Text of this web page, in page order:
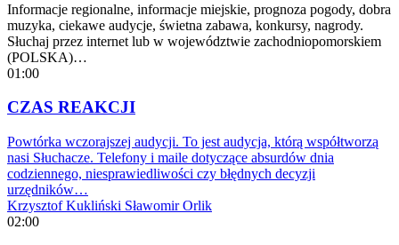
Informacje regionalne, informacje miejskie, prognoza pogody, dobra
muzyka, ciekawe audycje, świetna zabawa, konkursy, nagrody.
Słuchaj przez internet lub w województwie zachodniopomorskiem
(POLSKA)…
01:00
CZAS REAKCJI
Powtórka wczorajszej audycji. To jest audycja, którą współtworzą
nasi Słuchacze. Telefony i maile dotyczące absurdów dnia
codziennego, niesprawiedliwości czy błędnych decyzji
urzędników…
Krzysztof Kukliński Sławomir Orlik
02:00